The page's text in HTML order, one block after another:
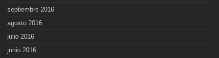
septiembre 2016
agosto 2016
julio 2016
junio 2016